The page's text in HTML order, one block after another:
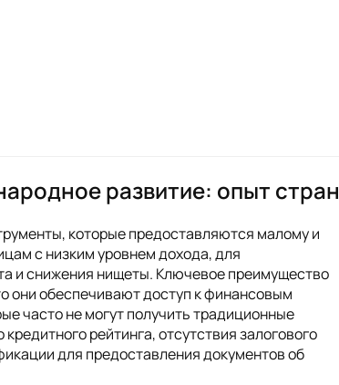
развитие: опыт стран
которые предоставляются малому и
с низким уровнем дохода, для
и снижения нищеты. Ключевое преимущество
они обеспечивают доступ к финансовым
часто не могут получить традиционные
рейтинга, отсутствия залогового
для предоставления документов об